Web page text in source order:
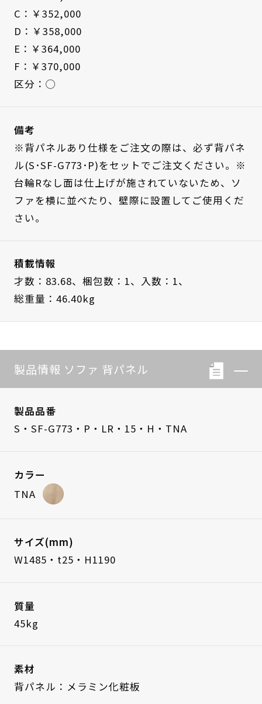
C：￥352,000
D：￥358,000
E：￥364,000
F：￥370,000
区分：◯
備考
※背パネルあり仕様をご注文の際は、必ず背パネ
ル(S･SF-G773･P)をセットでご注文ください。※
台輪Rなし面は仕上げが施されていないため、ソ
ファを横に並べたり、壁際に設置してご使用くだ
さい。
積載情報
才数：83.68、 梱包数：1、 入数：1、
総重量：46.40kg
製品情報 ソファ 背パネル
製品品番
S・SF-G773・P・LR・15・H・TNA
カラー
TNA
サイズ(mm)
W1485・t25・H1190
質量
45kg
素材
背パネル：メラミン化粧板